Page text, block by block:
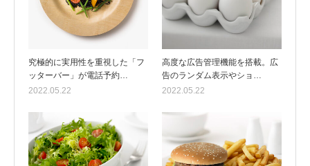
究極的に実用性を重視した「フ
ッターバー」が電話予約…
2022.05.22
高度な広告管理機能を搭載。広
告のランダム表示やショ…
2022.05.22